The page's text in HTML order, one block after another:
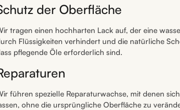
der Oberfläche
tragen einen hochharten Lack auf, der eine
Flüssigkeiten verhindert und die natürliche
pflegende Öle erforderlich sind.
führen spezielle Reparaturwachse, mit denen
ohne die ursprüngliche Oberfläche zu